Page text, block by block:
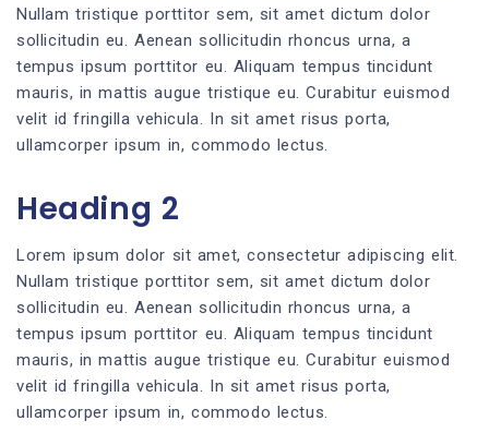
Nullam tristique porttitor sem, sit amet dictum dolor
sollicitudin eu. Aenean sollicitudin rhoncus urna, a
tempus ipsum porttitor eu. Aliquam tempus tincidunt
mauris, in mattis augue tristique eu. Curabitur euismod
velit id fringilla vehicula. In sit amet risus porta,
ullamcorper ipsum in, commodo lectus.
Heading 2
Lorem ipsum dolor sit amet, consectetur adipiscing elit.
Nullam tristique porttitor sem, sit amet dictum dolor
sollicitudin eu. Aenean sollicitudin rhoncus urna, a
tempus ipsum porttitor eu. Aliquam tempus tincidunt
mauris, in mattis augue tristique eu. Curabitur euismod
velit id fringilla vehicula. In sit amet risus porta,
ullamcorper ipsum in, commodo lectus.